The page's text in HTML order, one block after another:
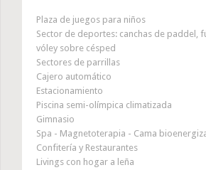
Plaza de juegos para niños
Sector de deportes: canchas de paddel,
vóley sobre césped
Sectores de parrillas
Cajero automático
Estacionamiento
Piscina semi-olímpica climatizada
Gimnasio
Spa - Magnetoterapia - Cama
Confitería y Restaurantes
Livings con hogar a leña